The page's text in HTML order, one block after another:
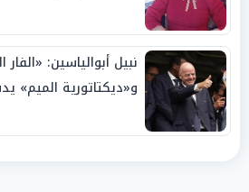
نبيل أبوالياسين:
و«ديكتاتورية الميم»